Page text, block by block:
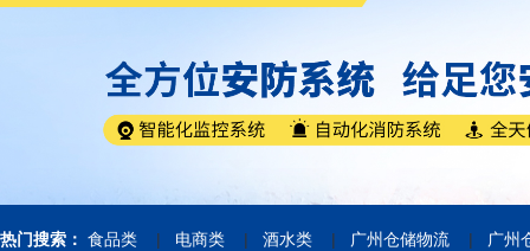
热门搜索： 食品类 | 电商类 | 酒水类 | 广州仓储物流 | 广州